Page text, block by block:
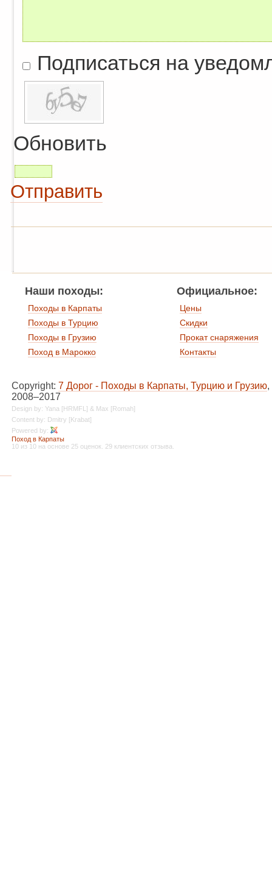
Подписаться на
Обновить
Отправить
Наши походы:
Походы в Карпаты
Походы в Турцию
Походы в Грузию
Поход в Марокко
Официальное:
Цены
Скидки
Прокат снаряжения
Контакты
Copyright: 7 Дорог - Походы в Карпаты, Турцию и Грузию,
2008–2017
Design by: Yana [HRMFL] & Max [Romah]
Content by: Dmitry [Krabat]
Powered by:
Поход в Карпаты
10 из 10 на основе 25 оценок. 29 клиентских отзыва.